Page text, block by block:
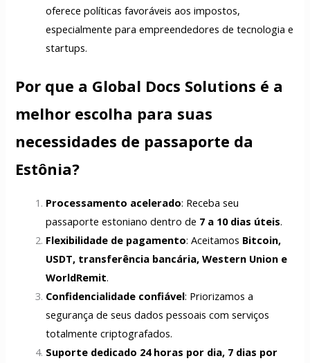
oferece políticas favoráveis aos impostos,
especialmente para empreendedores de tecnologia e
startups.
Por que a Global Docs Solutions é a
melhor escolha para suas
necessidades de passaporte da
Estônia?
Processamento acelerado: Receba seu
passaporte estoniano dentro de 7 a 10 dias úteis.
Flexibilidade de pagamento: Aceitamos Bitcoin,
USDT, transferência bancária, Western Union e
WorldRemit.
Confidencialidade confiável: Priorizamos a
segurança de seus dados pessoais com serviços
totalmente criptografados.
Suporte dedicado 24 horas por dia, 7 dias por